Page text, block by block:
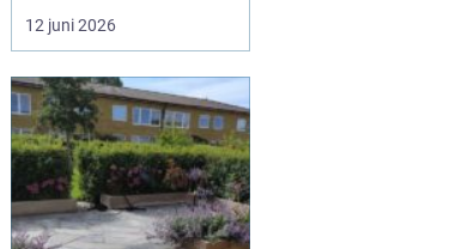
Rätt däck, korrekt
montering och noggrann
för bromssträcka,
bränsleförbrukning och
körkomfort. I en stad
som Stockholm, med
skiftande väder, trånga
gato...
12 juni 2026